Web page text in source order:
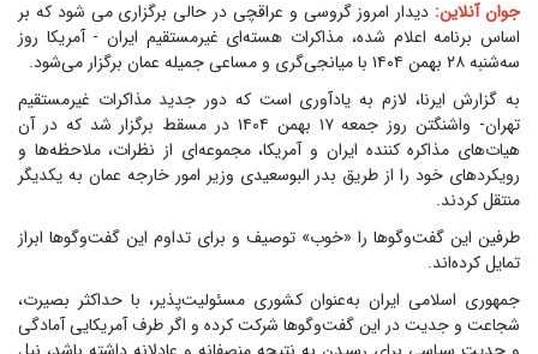
جوان آنلاین: دیدار امروز گروسی و عراقچی در حالی برگزاری می شود که بر
اساس برنامه اعلام شده، مذاکرات هسته‌ای غیرمستقیم ایران - آمریکا روز
سه‌شنبه ۲۸ بهمن ۱۴۰۴ با میانجی‌گری و مساعی جمیله عمان برگزار می‌شود.
به گزارش ایرنا، لازم به یادآوری است که دور جدید مذاکرات غیرمستقیم
تهران- واشنگتن روز جمعه ۱۷ بهمن ۱۴۰۴ در مسقط برگزار شد که در آن
هیات‌های مذاکره کننده ایران و آمریکا، مجموعه‌ای از نظرات، ملاحظه‌ها و
رویکردهای خود را از طریق بدر البوسعیدی وزیر امور خارجه عمان به یکدیگر
منتقل کردند.
طرفین این گفت‌وگوها را «خوب» توصیف و برای تداوم این گفت‌وگوها ابراز
تمایل کرده‌اند.
جمهوری اسلامی ایران به‌عنوان کشوری مسئولیت‌پذیر، با حداکثر بصیرت،
شجاعت و جدیت در این گفت‌وگوها شرکت کرده و اگر طرف آمریکایی آمادگی